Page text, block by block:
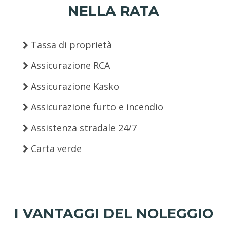
NELLA RATA
Tassa di proprietà
Assicurazione RCA
Assicurazione Kasko
Assicurazione furto e incendio
Assistenza stradale 24/7
Carta verde
I VANTAGGI DEL NOLEGGIO